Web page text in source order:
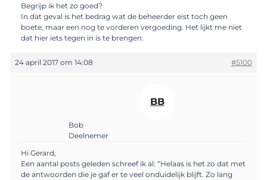
Begrijp ik het zo goed?
In dat geval is het bedrag wat de beheerder eist toch geen
boete, maar een nog te vorderen vergoeding. Het lijkt me niet
dat hier iets tegen in is te brengen.
24 april 2017 om 14:08 #5100
BB
Bob
Deelnemer
Hi Gerard,
Een aantal posts geleden schreef ik al: “Helaas is het zo dat met
de antwoorden die je gaf er te veel onduidelijk blijft. Zo lang